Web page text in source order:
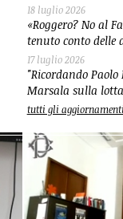
18 luglio 2026
«Roggero? No al
tenuto conto delle
17 luglio 2026
"Ricordando
Marsala sulla
tutti gli aggiornamenti